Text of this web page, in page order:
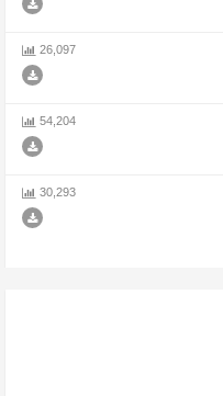
26,097
54,204
30,293